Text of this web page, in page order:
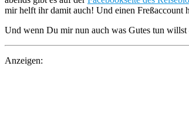
mir helft ihr damit auch! Und einen Freßaccount
Und wenn Du mir nun auch was Gutes tun willst
Anzeigen: